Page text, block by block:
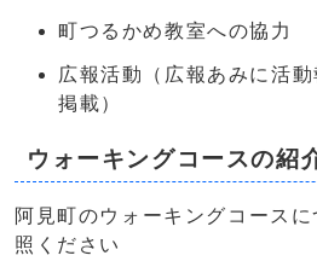
町つるかめ教室への協力
広報活動（広報あみに活
掲載）
ウォーキングコースの紹
阿見町のウォーキングコース
照ください